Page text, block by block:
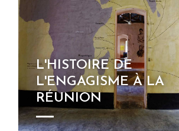
L'HISTOIRE DE
L'ENGAGISME À LA
RÉUNION